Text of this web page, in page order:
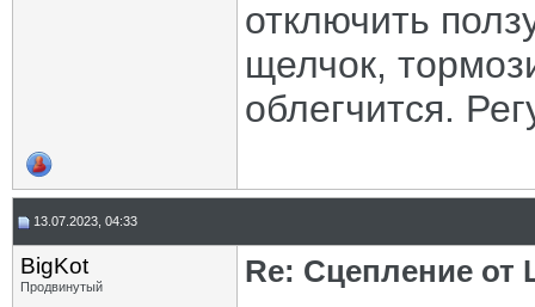
отключить
щелчок,
облегчится.
13.07.2023, 04:33
BigKot
Продвинутый
Re: Сцепление